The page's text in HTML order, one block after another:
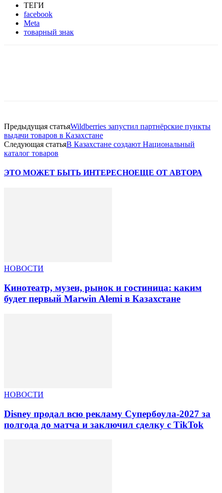
ТЕГИ
facebook
Meta
товарный знак
Предыдущая статьяWildberries запустил партнёрские пункты
выдачи товаров в Казахстане
Следующая статьяВ Казахстане создают Национальный
каталог товаров
ЭТО МОЖЕТ БЫТЬ ИНТЕРЕСНОЕЩЕ ОТ АВТОРА
НОВОСТИ
Кинотеатр, музеи, рынок и гостиница: каким
будет первый Marwin Alemi в Казахстане
НОВОСТИ
Disney продал всю рекламу Супербоула-2027 за
полгода до матча и заключил сделку с TikTok